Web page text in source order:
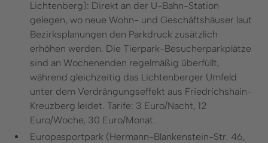
Lichtenberg): Direkt an der U-Bahn-Station
gelegen, wo neue Wohn- und Geschäftshäuser laut
Bezirksplanungen den Parkdruck zusätzlich
erhöhen werden. Die Tierpark-Besucherparkplätze
sind an Wochenenden regelmäßig überfüllt,
während gleichzeitig das Lichtenberger Umfeld
unter dem Verdrängungseffekt aus Friedrichshain-
Kreuzberg leidet. Tarife: 3 Euro/Nacht, 12
Euro/Woche, 30 Euro/Monat.
Europasportpark (Hermann-Blankenstein-Str. 46,